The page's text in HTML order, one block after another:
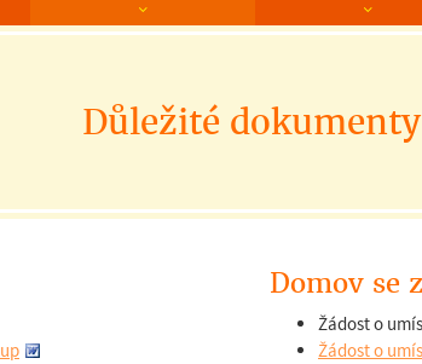
Důležité dokumenty
Domov se
Žádost o
Žádost o